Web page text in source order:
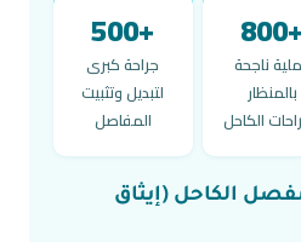
+800
ناجحة
بالمنظار
الكاحل
+500
جراحة كبرى
لتبديل وتثبيت
المفاصل
الكاحل (إيثاق